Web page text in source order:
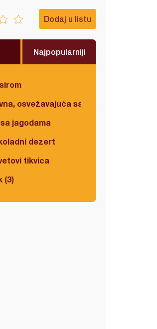
Dodaj u listu
Najpopularniji
osvežavajuća salata
jagodama
dezert
tikvica
(3)